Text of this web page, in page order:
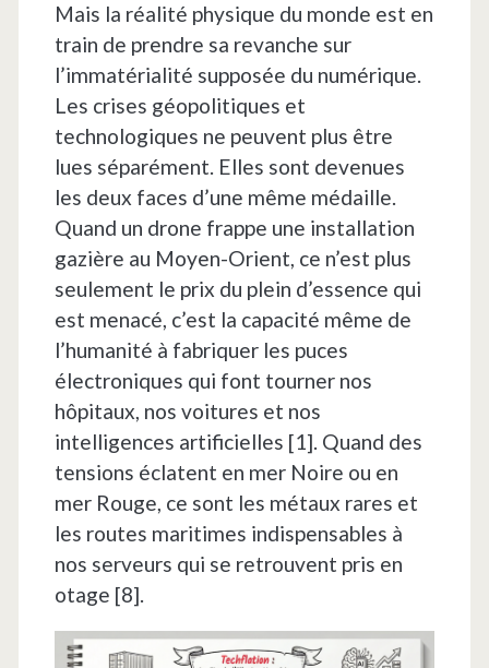
Mais la réalité physique du monde est en
train de prendre sa revanche sur
l’immatérialité supposée du numérique.
Les crises géopolitiques et
technologiques ne peuvent plus être
lues séparément. Elles sont devenues
les deux faces d’une même médaille.
Quand un drone frappe une installation
gazière au Moyen-Orient, ce n’est plus
seulement le prix du plein d’essence qui
est menacé, c’est la capacité même de
l’humanité à fabriquer les puces
électroniques qui font tourner nos
hôpitaux, nos voitures et nos
intelligences artificielles [1]. Quand des
tensions éclatent en mer Noire ou en
mer Rouge, ce sont les métaux rares et
les routes maritimes indispensables à
nos serveurs qui se retrouvent pris en
otage [8].